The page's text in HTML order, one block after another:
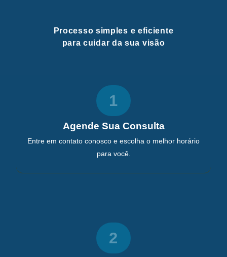
Processo simples e eficiente
para cuidar da sua visão
1
Agende Sua Consulta
Entre em contato conosco e escolha o melhor horário
para você.
2